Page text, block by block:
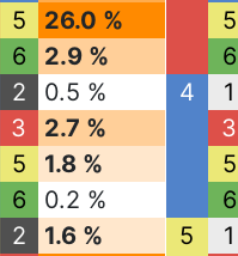
5
26.0 %
6
2.9 %
2
0.5 %
3
2.7 %
5
1.8 %
6
0.2 %
2
1.6 %
5
6
4
1
3
5
6
5
1